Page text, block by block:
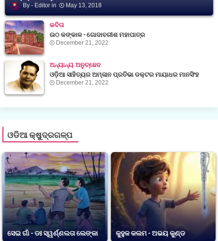
Editor May 13, 2018
କବିତା
ଉଠ କଙ୍କାଳ - ଗୋଦାବରୀଶ ମହାପାତ୍ର
December 21, 2022
ଅନ୍ୟାନ୍ୟ ଅନୁଚ୍ଛେଦ
ଓଡ଼ିଆ ସାହିତ୍ୟର ଅମ୍ଳାନ ପ୍ରତିଭା ଡକ୍ଟର ମାୟାଧର ମାନସିଂହ
December 21, 2022
ଓଡିଆ କ୍ଷୁଦ୍ରଗଳ୍ପ
ସେଇ ଗାଁ - ଡଃ ସ୍ୱର୍ଣ୍ଣଲତା ଲେଙ୍କା କୁହୁକ କଲମ - ଅଭୟ କୁଣ୍ଡ